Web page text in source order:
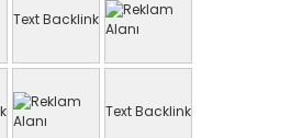
Text Backlink
Text Backlink